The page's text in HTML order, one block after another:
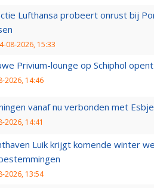
Lufthansa probeert onrust bij
08-2026, 15:33
Privium-lounge op Schiphol
2026, 14:46
vanaf nu verbonden met
2026, 14:41
Luik krijgt komende winter
2026, 13:54